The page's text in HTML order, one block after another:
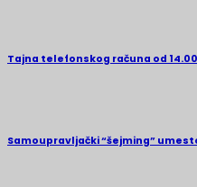
Tajna telefonskog računa od
Samoupravljački “šejming”